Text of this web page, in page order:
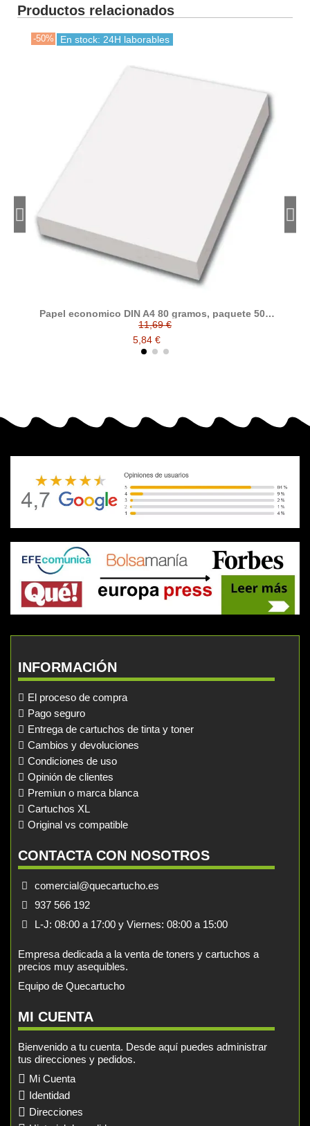
Productos relacionados
-50% En stock: 24H laborables
Papel economico DIN A4 80 gramos, paquete 500
folios
11,69 €
5,84 €
INFORMACIÓN
El proceso de compra
Pago seguro
Entrega de cartuchos de tinta y toner
Cambios y devoluciones
Condiciones de uso
Opinión de clientes
Premiun o marca blanca
Cartuchos XL
Original vs compatible
CONTACTA CON NOSOTROS
comercial@quecartucho.es
937 566 192
L-J: 08:00 a 17:00 y Viernes: 08:00 a 15:00
Empresa dedicada a la venta de toners y cartuchos a
precios muy asequibles.
Equipo de Quecartucho
MI CUENTA
Bienvenido a tu cuenta. Desde aquí puedes administrar
tus direcciones y pedidos.
Mi Cuenta
Identidad
Direcciones